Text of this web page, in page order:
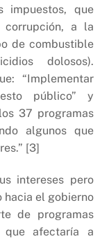
impuestos, que
corrupción, a la
de combustible
dolosos).
“Implementar
público” y
37 programas
algunos que
[3]
intereses pero
hacia el gobierno
de programas
que afectaría a